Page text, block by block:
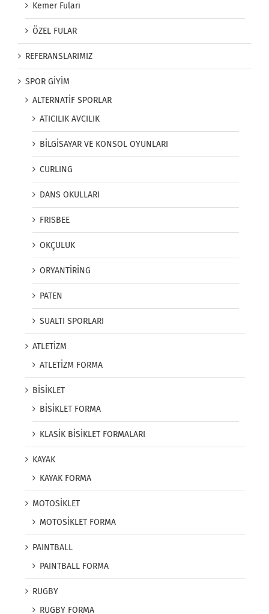
Kemer Fuları
ÖZEL FULAR
REFERANSLARIMIZ
SPOR GİYİM
ALTERNATİF SPORLAR
ATICILIK AVCILIK
BİLGİSAYAR VE KONSOL OYUNLARI
CURLING
DANS OKULLARI
FRISBEE
OKÇULUK
ORYANTİRİNG
PATEN
SUALTI SPORLARI
ATLETİZM
ATLETİZM FORMA
BİSİKLET
BİSİKLET FORMA
KLASİK BİSİKLET FORMALARI
KAYAK
KAYAK FORMA
MOTOSİKLET
MOTOSİKLET FORMA
PAINTBALL
PAINTBALL FORMA
RUGBY
RUGBY FORMA